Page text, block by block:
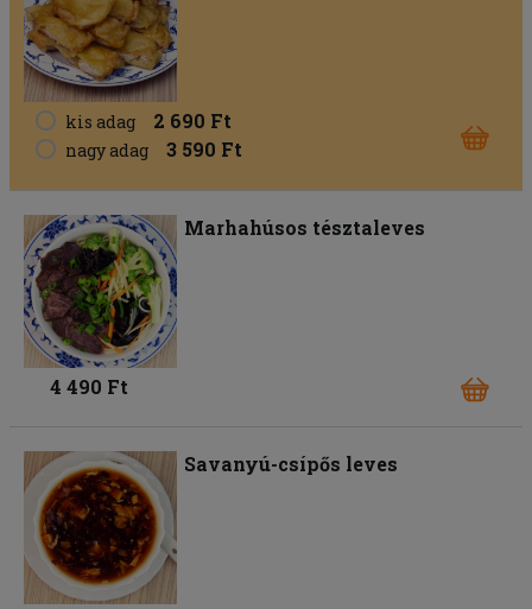
kis adag 2 690 Ft
nagy adag 3 590 Ft
Marhahúsos tésztaleves
4 490 Ft
Savanyú-csípős leves